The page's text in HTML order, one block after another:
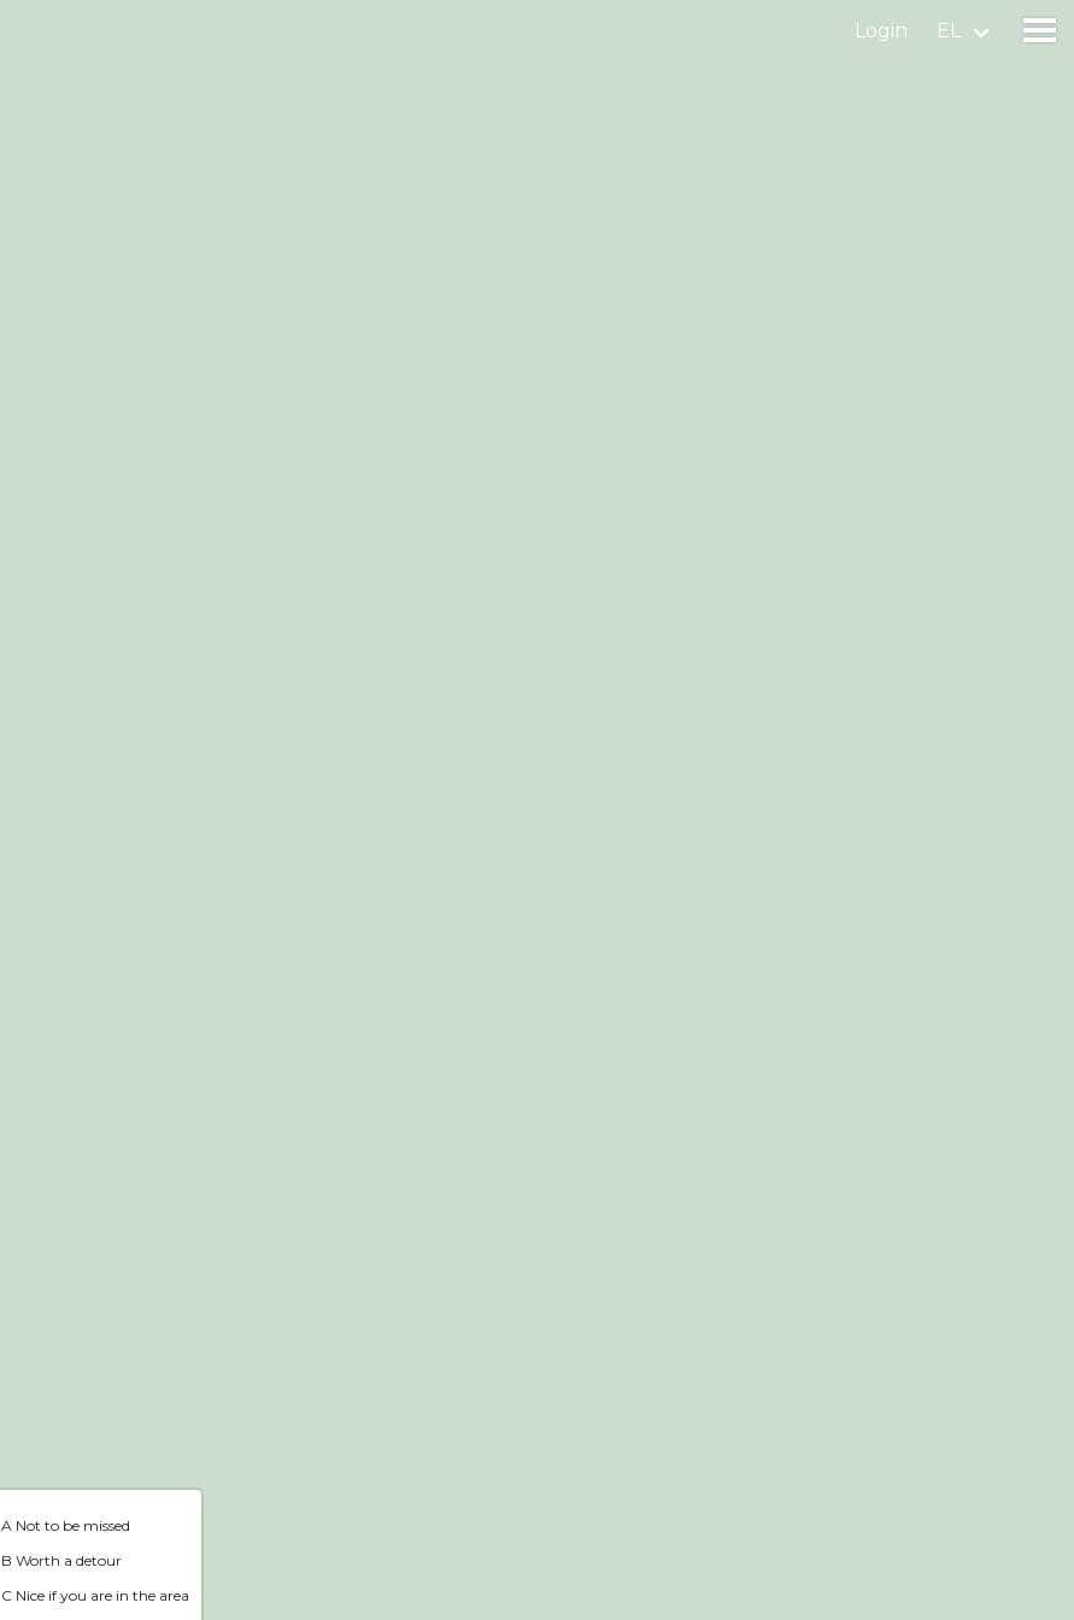
Login EL
A Not to be missed
B Worth a detour
C Nice if you are in the area